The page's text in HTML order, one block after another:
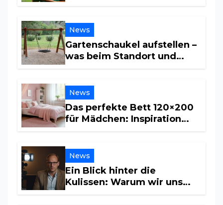
News
Gartenschaukel aufstellen –
was beim Standort und
News
Das perfekte Bett 120×200
für Mädchen: Inspiration
News
Ein Blick hinter die
Kulissen: Warum wir uns